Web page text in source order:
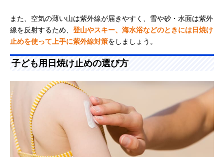
また、空気の薄い山は紫外線が届きやすく、雪や砂・水面は紫外
線を反射するため、 登山やスキー、海水浴などのときには日焼け
止めを使って上手に紫外線対策をしましょう。
子ども用日焼け止めの選び方